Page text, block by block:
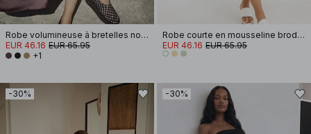
Robe volumineuse à bretelles nouées
EUR 46.16 EUR 65.95
+1
Robe courte en mousseline brodée à manches longues
EUR 46.16 EUR 65.95
-30% -30%